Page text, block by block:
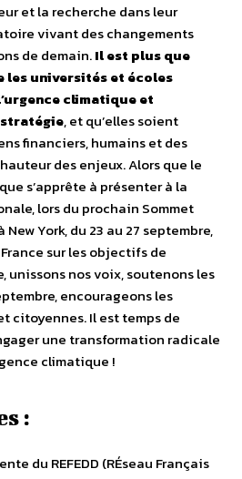
et la recherche dans leur
vivant des changements
de demain.Il est plus que
les universités et écoles
climatique et
, et qu’elles soient
financiers, humains et des
des enjeux. Alors que le
s’apprête à présenter à la
lors du prochain Sommet
York, du 23 au 27 septembre,
sur les objectifs de
unissons nos voix, soutenons les
encourageons les
Il est temps de
une transformation radicale
climatique !
:
du REFEDD (RÉseau Français